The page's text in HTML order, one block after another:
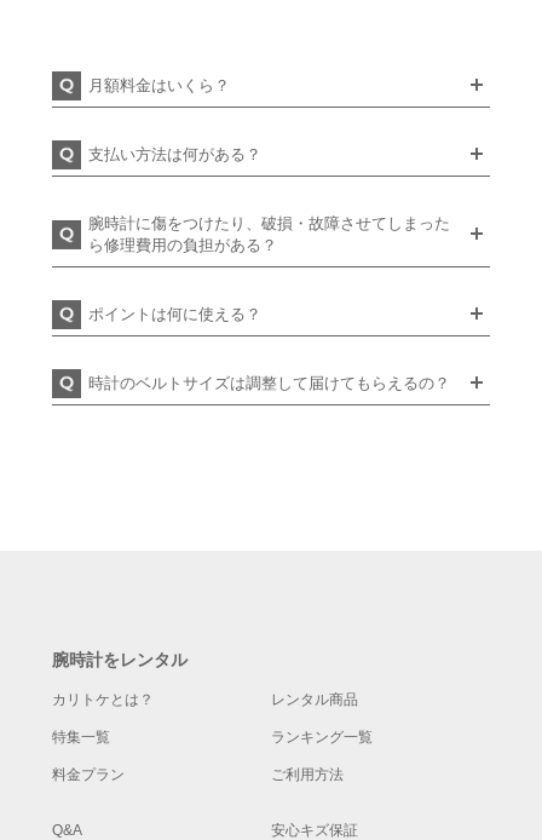
月額料金はいくら？
支払い方法は何がある？
腕時計に傷をつけたり、破損・故障させてしまった
ら修理費用の負担がある？
ポイントは何に使える？
時計のベルトサイズは調整して届けてもらえるの？
腕時計をレンタル
カリトケとは？ レンタル商品
特集一覧 ランキング一覧
料金プラン ご利用方法
Q&A 安心キズ保証